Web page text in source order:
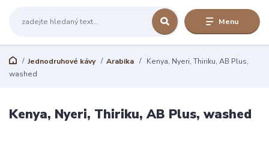
Menu
Jednodruhové kávy Arabika
Kenya, Nyeri, Thiriku, AB Plus,
washed
Kenya, Nyeri, Thiriku, AB Plus, washed